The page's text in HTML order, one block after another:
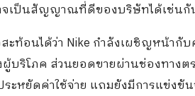
จเป็นสัญญาณที่ดีของบริษัทได้เช่นกั
ท้อนได้ว่า Nike กำลังเผชิญหน้ากั
บริโภค ส่วนยอดขายผ่านช่องทาง
ะหยัดค่าใช้จ่าย แถมยังมีการแข่ง